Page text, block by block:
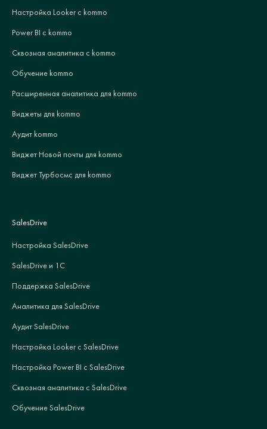
Настройка Looker с kommo
Power BI с kommo
Сквозная аналитика с kommo
Обучение kommo
Расширенная аналитика для kommo
Виджеты для kommo
Аудит kommo
Виджет Новой почты для kommo
Виджет Турбосмс для kommo
SalesDrive
Настройка SalesDrive
SalesDrive и 1С
Поддержка SalesDrive
Аналитика для SalesDrive
Аудит SalesDrive
Настройка Looker с SalesDrive
Настройка Power BI с SalesDrive
Сквозная аналитика с SalesDrive
Обучение SalesDrive